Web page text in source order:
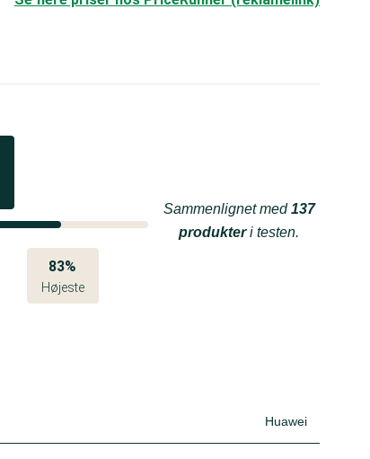
83%
Højeste
Sammenlignet med137
produkteri testen.
Huawei